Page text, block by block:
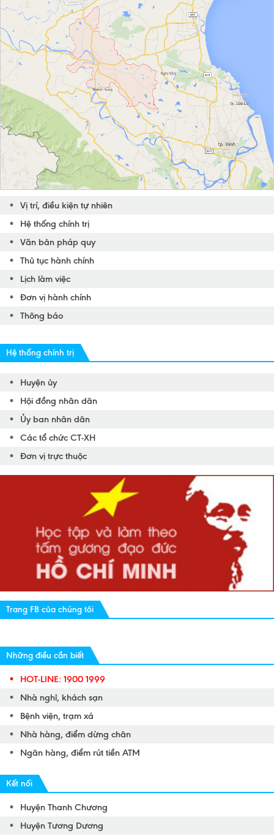
Vị trí, điều kiện tự nhiên
Hệ thống chính trị
Văn bản pháp quy
Thủ tục hành chính
Lịch làm việc
Đơn vị hành chính
Thông báo
Hệ thống chính trị
Huyện ủy
Hội đồng nhân dân
Ủy ban nhân dân
Các tổ chức CT-XH
Đơn vị trực thuộc
Trang FB của chúng tôi
Những điều cần biết
HOT-LINE: 1900 1999
Nhà nghỉ, khách sạn
Bệnh viện, trạm xá
Nhà hàng, điểm dừng chân
Ngân hàng, điểm rút tiền ATM
Kết nối
Huyện Thanh Chương
Huyện Tương Dương